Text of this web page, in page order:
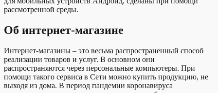
рассмотренной среды.
Об интернет-магазине
Интернет-магазины – это весьма распространенный способ
реализации товаров и услуг. В основном они
распространяются через персональные компьютеры. При
помощи такого сервиса в Сети можно купить продукцию, не
выходя из дома. В период пандемии коронавируса